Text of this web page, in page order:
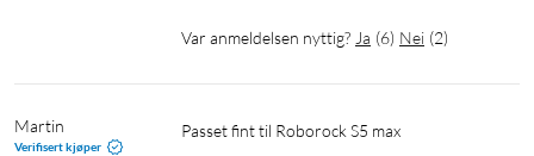
Var anmeldelsen nyttig? Ja (6) Nei (2)
Martin
Verifisert kjøper
Passet fint til Roborock S5 max